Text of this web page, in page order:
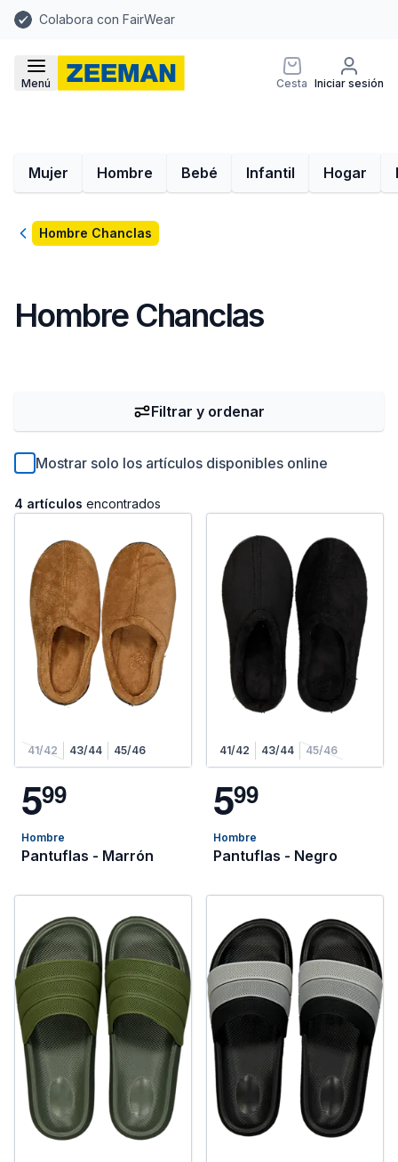
Colabora con FairWear
Menú Cesta Iniciar sesión
Mujer Hombre Bebé Infantil Hogar
VolverHombre Chanclas
Hombre Chanclas
Mostrar solo los artículos disponibles online
4 artículos encontrados
Filtrar y ordenar
41/42 43/44 45/46
599
Hombre
Pantuflas - Marrón
41/42 43/44 45/46
599
Hombre
Pantuflas - Negro